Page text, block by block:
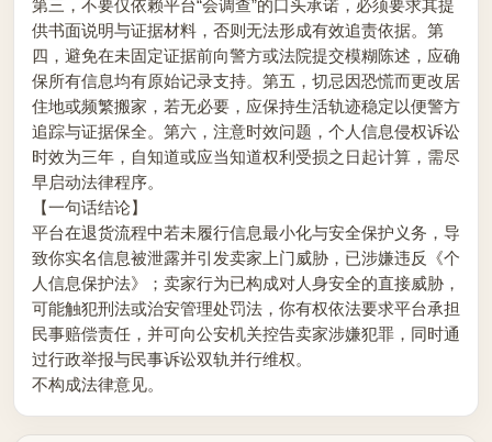
第三，不要仅依赖平台“会调查”的口头承诺，必须要求其提
供书面说明与证据材料，否则无法形成有效追责依据。第
四，避免在未固定证据前向警方或法院提交模糊陈述，应确
保所有信息均有原始记录支持。第五，切忌因恐慌而更改居
住地或频繁搬家，若无必要，应保持生活轨迹稳定以便警方
追踪与证据保全。第六，注意时效问题，个人信息侵权诉讼
时效为三年，自知道或应当知道权利受损之日起计算，需尽
早启动法律程序。
【一句话结论】
平台在退货流程中若未履行信息最小化与安全保护义务，导
致你实名信息被泄露并引发卖家上门威胁，已涉嫌违反《个
人信息保护法》；卖家行为已构成对人身安全的直接威胁，
可能触犯刑法或治安管理处罚法，你有权依法要求平台承担
民事赔偿责任，并可向公安机关控告卖家涉嫌犯罪，同时通
过行政举报与民事诉讼双轨并行维权。
不构成法律意见。